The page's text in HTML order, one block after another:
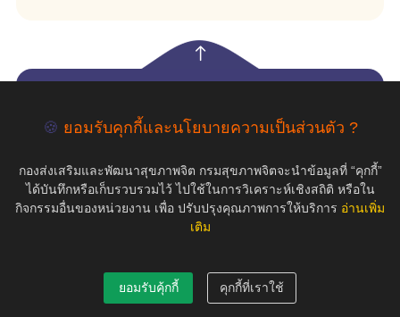
empty
🍪 ยอมรับคุกกี้และนโยบายความเป็นส่วนตัว ?
กองส่งเสริมและพัฒนาสุขภาพจิต กรมสุขภาพจิตจะนำข้อมูลที่ “คุกกี้”
ได้บันทึกหรือเก็บรวบรวมไว้ ไปใช้ในการวิเคราะห์เชิงสถิติ หรือใน
กิจกรรมอื่นของหน่วยงาน เพื่อ ปรับปรุงคุณภาพการให้บริการ อ่านเพิ่ม
เติม
ยอมรับคุ้กกี้ คุกกี้ที่เราใช้